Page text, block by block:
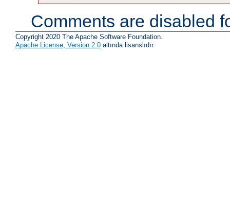
Comments are disabled
Copyright 2020 The Apache Software Foundation.
Apache License, Version 2.0 altında lisanslıdır.